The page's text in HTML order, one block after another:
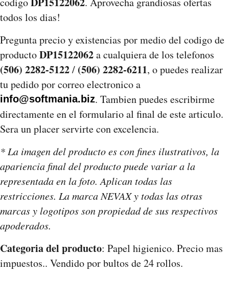
todos los dias!
Pregunta precio y existencias por medio del codigo de
productoDP15122062a cualquiera de los telefonos
(506) 2282-5122/ (506) 2282-6211, o puedes realizar
tu pedido por correo electronico a
info@softmania.biz. Tambien puedes escribirme
directamente en el formulario al final de este articulo.
Sera un placer servirte con excelencia.
* La imagen del producto es con fines ilustrativos, la
apariencia final del producto puede variar a la
representada en la foto. Aplican todas las
restricciones. La marca NEVAX y todas las otras
marcas y logotipos son propiedad de sus respectivos
apoderados.
Categoria del producto: Papel higienico. Precio mas
impuestos.. Vendido por bultos de 24 rollos.